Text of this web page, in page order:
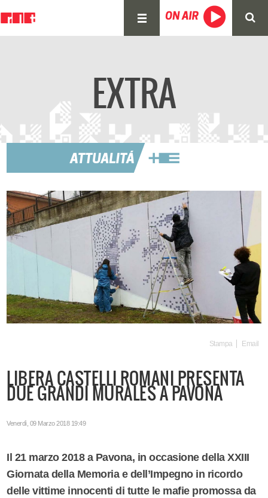
EXTRA
Stampa Email
LIBERA CASTELLI ROMANI PRESENTA
DUE GRANDI MURALES A PAVONA
Venerdì, 09 Marzo 2018 19:49
Il 21 marzo 2018 a Pavona, in occasione della XXIII
Giornata della Memoria e dell’Impegno in ricordo
delle vittime innocenti di tutte le mafie promossa da